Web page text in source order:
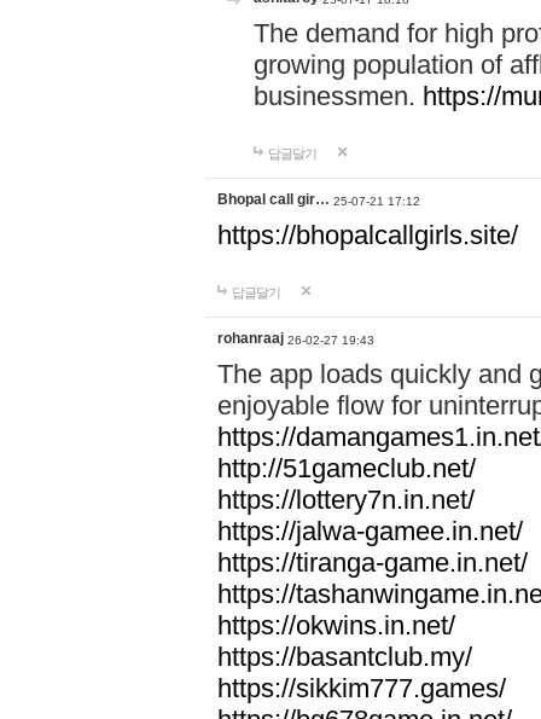
The demand for high
growing population of
businessmen. https://
답글달기
Bhopal call gir… 25-07-21 17:12
https://bhopalcallgirls.site/
답글달기
rohanraaj 26-02-27 19:43
The app loads quickly and
enjoyable flow for
https://
http://51gameclub.net/
https://lottery7n.in.net/
https://jalwa-gamee.in.net/
https://tiranga-game.in.net/
https://
https://okwins.in.net/
https://basantclub.my/
https://sikkim777.games/